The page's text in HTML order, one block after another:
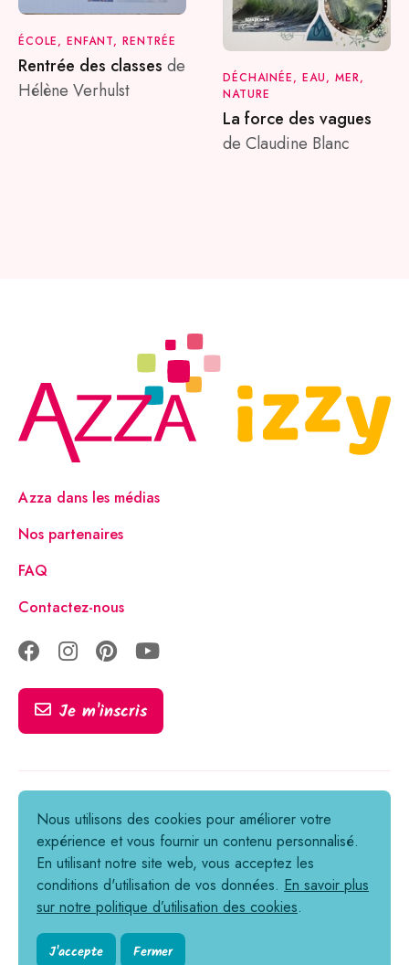
ÉCOLE, ENFANT, RENTRÉE
Rentrée des classes de
Hélène Verhulst
DÉCHAINÉE, EAU, MER,
NATURE
La force des vagues
de Claudine Blanc
Azza dans les médias
Nos partenaires
FAQ
Contactez-nous
Je m'inscris
Tous droits réservés © 2021-2026
Informations légales
Politique de confidentialité
Cookies
Conditions générales de vente
Nous utilisons des cookies pour améliorer votre
expérience et vous fournir un contenu personnalisé.
En utilisant notre site web, vous acceptez les
conditions d'utilisation de vos données. En savoir plus
sur notre politique d’utilisation des cookies.
J'accepte Fermer